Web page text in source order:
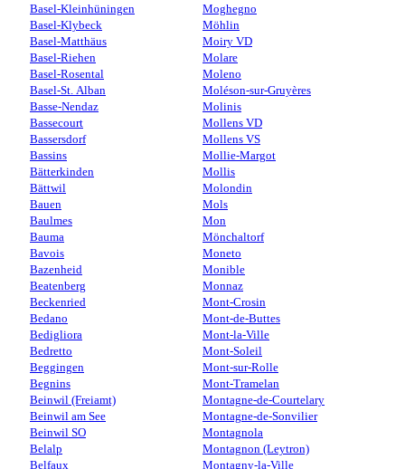
Basel-Kleinhüningen
Basel-Klybeck
Basel-Matthäus
Basel-Riehen
Basel-Rosental
Basel-St. Alban
Basse-Nendaz
Bassecourt
Bassersdorf
Bassins
Bätterkinden
Bättwil
Bauen
Baulmes
Bauma
Bavois
Bazenheid
Beatenberg
Beckenried
Bedano
Bedigliora
Bedretto
Beggingen
Begnins
Beinwil (Freiamt)
Beinwil am See
Beinwil SO
Belalp
Belfaux
Moghegno
Möhlin
Moiry VD
Molare
Moleno
Moléson-sur-Gruyères
Molinis
Mollens VD
Mollens VS
Mollie-Margot
Mollis
Molondin
Mols
Mon
Mönchaltorf
Moneto
Monible
Monnaz
Mont-Crosin
Mont-de-Buttes
Mont-la-Ville
Mont-Soleil
Mont-sur-Rolle
Mont-Tramelan
Montagne-de-Courtelary
Montagne-de-Sonvilier
Montagnola
Montagnon (Leytron)
Montagny-la-Ville